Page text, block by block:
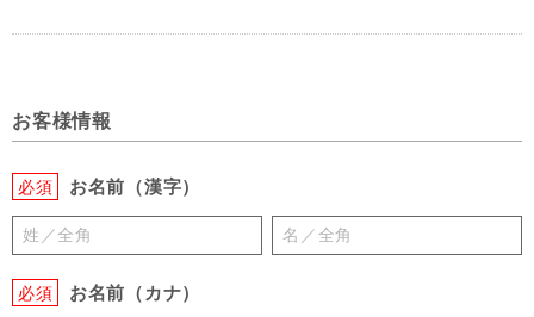
お客様情報
必須 お名前（漢字）
必須 お名前（カナ）